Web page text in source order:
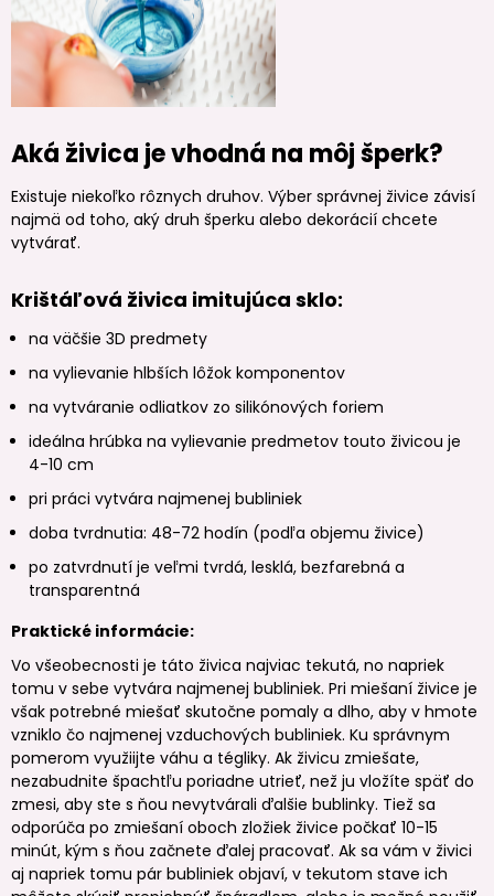
Aká živica je vhodná na môj šperk?
Existuje niekoľko rôznych druhov. Výber správnej živice závisí
najmä od toho, aký druh šperku alebo dekorácií chcete
vytvárať.
Krištáľová živica imitujúca sklo:
na väčšie 3D predmety
na vylievanie hlbších lôžok komponentov
na vytváranie odliatkov zo silikónových foriem
ideálna hrúbka na vylievanie predmetov touto živicou je
4-10 cm
pri práci vytvára najmenej bubliniek
doba tvrdnutia: 48-72 hodín (podľa objemu živice)
po zatvrdnutí je veľmi tvrdá, lesklá, bezfarebná a
transparentná
Praktické informácie:
Vo všeobecnosti je táto živica najviac tekutá, no napriek
tomu v sebe vytvára najmenej bubliniek. Pri miešaní živice je
však potrebné miešať skutočne pomaly a dlho, aby v hmote
vzniklo čo najmenej vzduchových bubliniek. Ku správnym
pomerom využiijte váhu a tégliky. Ak živicu zmiešate,
nezabudnite špachtľu poriadne utrieť, než ju vložíte späť do
zmesi, aby ste s ňou nevytvárali ďalšie bublinky. Tiež sa
odporúča po zmiešaní oboch zložiek živice počkať 10-15
minút, kým s ňou začnete ďalej pracovať. Ak sa vám v živici
aj napriek tomu pár bubliniek objaví, v tekutom stave ich